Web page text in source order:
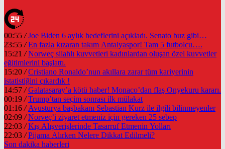
00:55 / Joe Biden 6 aylık hedeflerini açıkladı. Senato buz gibi…
23:55 / En fazla kızaran takım Antalyaspor! Tam 5 futbolcu….
15:21 / Norweç silahlı kuvvetleri kadınlardan oluşan özel kuvvetler
eğitimlerini başlattı.
15:20 / Cristiano Ronaldo’nun akıllara zarar tüm kariyerinin
istatistiğini çıkardık !
14:57 / Galatasaray’a kötü haber! Monaco’dan flaş Onyekuru kararı.
00:19 / Trump’tan seçim sonrası ilk mülakat
01:16 / Avusturya başbakanı Sebastian Kurz ile ilgili bilinmeyenler
02:09 / Norveç’i ziyaret etmeniz için gereken 25 sebep
22:03 / Kış Alışverişlerinde Tasarruf Etmenin Yolları
22:03 / Pijama Alırken Nelere Dikkat Edilmeli?
Son dakika haberleri